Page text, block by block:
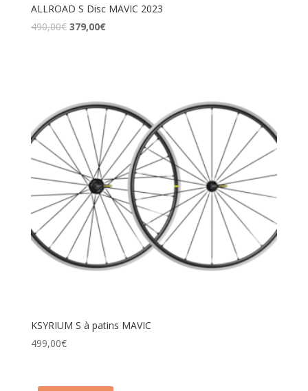
ALLROAD S Disc MAVIC 2023
490,00€ 379,00€
KSYRIUM S à patins MAVIC
499,00€